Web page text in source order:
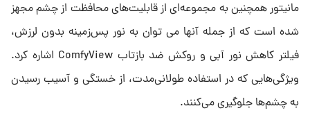
مانیتور همچنین به مجموعه‌ای از قابلیت‌های محافظت از چشم مجهز
شده است که از جمله آنها می توان به نور پس‌زمینه بدون لرزش،
فیلتر کاهش نور آبی و روکش ضد بازتاب ComfyView اشاره کرد.
ویژگی‌هایی که در استفاده طولانی‌مدت، از خستگی و آسیب رسیدن
به چشم‌ها جلوگیری می‌کنند.